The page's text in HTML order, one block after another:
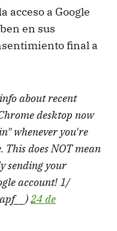
acceso a Google
en sus
final a
about recent
desktop now
whenever you're
This does NOT mean
sending your
account! 1/
24 de